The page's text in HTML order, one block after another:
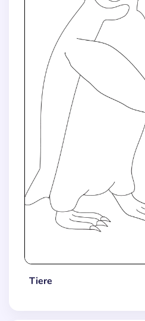
Tiere